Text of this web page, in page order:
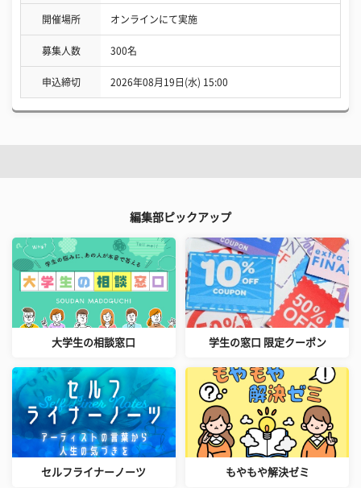
開催場所 オンラインにて実施
募集人数 300名
申込締切 2026年08月19日(水) 15:00
編集部ピックアップ
大学生の相談窓口 学生の窓口 限定クーポン
セルフライナーノーツ もやもや解決ゼミ